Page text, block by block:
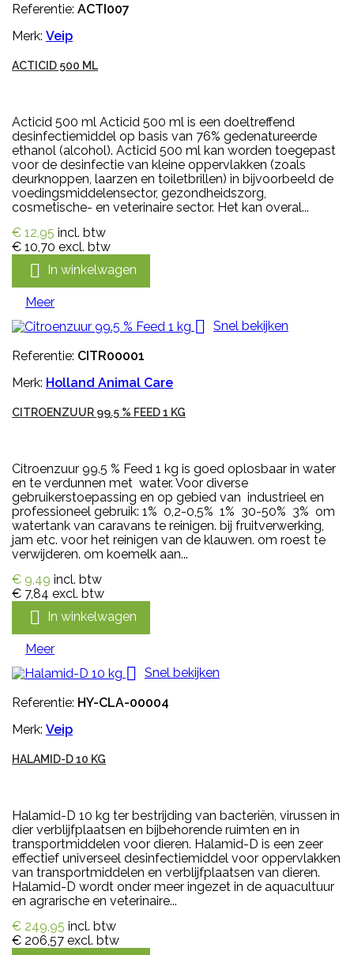
Referentie: ACTI007
Merk: Veip
ACTICID 500 ML
Acticid 500 ml Acticid 500 ml is een doeltreffend
desinfectiemiddel op basis van 76% gedenatureerde
ethanol (alcohol). Acticid 500 ml kan worden toegepast
voor de desinfectie van kleine oppervlakken (zoals
deurknoppen, laarzen en toiletbrillen) in bijvoorbeeld de
voedingsmiddelensector, gezondheidszorg,
cosmetische- en veterinaire sector. Het kan overal...
€ 12,95 incl. btw
€ 10,70 excl. btw
 In winkelwagen
Meer
 Snel bekijken
Referentie: CITR00001
Merk: Holland Animal Care
CITROENZUUR 99.5 % FEED 1 KG
Citroenzuur 99.5 % Feed 1 kg is goed oplosbaar in water
en te verdunnen met water. Voor diverse
gebruikerstoepassing en op gebied van industrieel en
professioneel gebruik: 1% 0,2-0,5% 1% 30-50% 3% om
watertank van caravans te reinigen. bij fruitverwerking,
jam etc. voor het reinigen van de klauwen. om roest te
verwijderen. om koemelk aan...
€ 9,49 incl. btw
€ 7,84 excl. btw
 In winkelwagen
Meer
 Snel bekijken
Referentie: HY-CLA-00004
Merk: Veip
HALAMID-D 10 KG
Halamid-D 10 kg ter bestrijding van bacteriën, virussen in
dier verblijfplaatsen en bijbehorende ruimten en in
transportmiddelen voor dieren. Halamid-D is een zeer
effectief universeel desinfectiemiddel voor oppervlakken
van transportmiddelen en verblijfplaatsen van dieren.
Halamid-D wordt onder meer ingezet in de aquacultuur
en agrarische en veterinaire...
€ 249,95 incl. btw
€ 206,57 excl. btw